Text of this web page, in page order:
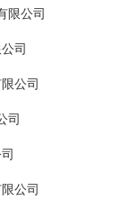
限公司
司
公司
司
公司